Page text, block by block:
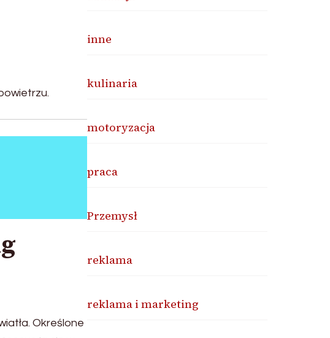
Określone
inne
kulinaria
motoryzacja
praca
Przemysł
reklama
reklama i marketing